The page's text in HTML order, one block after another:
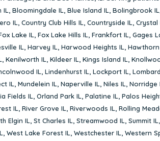
IL, Bloomingdale IL, Blue Island IL, Bolingbrook IL
IL, Country Club Hills IL, Countryside IL, Crystal
Lake IL, Fox Lake Hills IL, Frankfort IL, Gages
IL, Harvey IL, Harwood Heights IL,
, Kenilworth IL, Kildeer IL, Kings Island IL,
IL, Lindenhurst IL, Lockport IL,
IL, Mundelein IL, Naperville IL, Niles IL, Norridge
Fields IL, Orland Park IL, Palatine IL, Palos
IL, River Grove IL, Riverwoods IL, Rolling
Elgin IL, St Charles IL, Streamwood IL, Summit IL,
, West Lake Forest IL, Westchester IL, Western